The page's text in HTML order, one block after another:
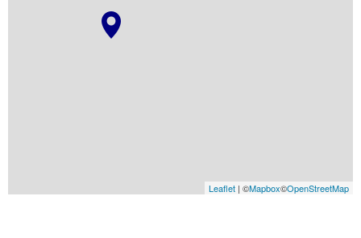
Leaflet | ©Mapbox©OpenStreetMap